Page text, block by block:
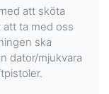
att sköta
ta med oss
ska
dator/mjukvara